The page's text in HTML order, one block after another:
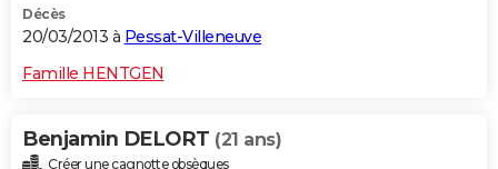
Décès
20/03/2013 à Pessat-Villeneuve
Famille HENTGEN
Benjamin DELORT (21 ans)
Créer une cagnotte obsèques